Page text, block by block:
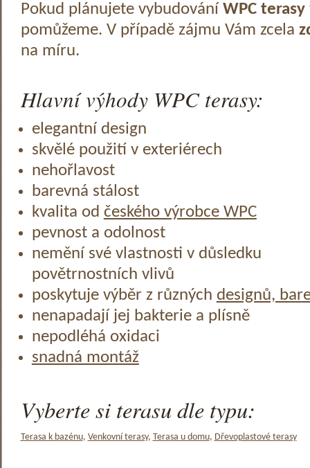
Pokud plánujete vybudování WPC terasy
pomůžeme. V případě zájmu Vám zcela
na míru.
Hlavní výhody WPC terasy:
elegantní design
skvělé použití v exteriérech
nehořlavost
barevná stálost
kvalita od českého výrobce WPC
pevnost a odolnost
nemění své vlastnosti v důsledku
povětrnostních vlivů
poskytuje výběr z různých designů,
nenapadají jej bakterie a plísně
nepodléhá oxidaci
snadná montáž
Vyberte si terasu dle typu:
Terasa k bazénu, Venkovní terasy, Terasa u domu, Dřevoplastové terasy